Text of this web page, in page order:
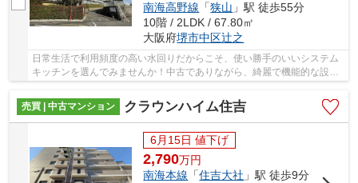
南海高野線 「狭山 」駅 徒歩55分
10階 / 2LDK / 67.80㎡
大阪府堺市中区辻之
日常生活で利用頻度の高い水回りだからこそ、使い勝手のいいシステム
キッチンを選んでみませんか！中古でありながら、綺麗で機能的な設備
売買 | 中古マンション
クラウンハイム住吉
6月15日 値下げ
2,790万円
南海本線 「住吉大社 」駅 徒歩9分